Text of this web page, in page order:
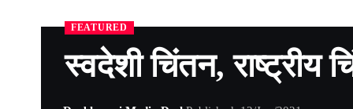
FEATURED
स्वदेशी चिंतन, राष्ट्रीय